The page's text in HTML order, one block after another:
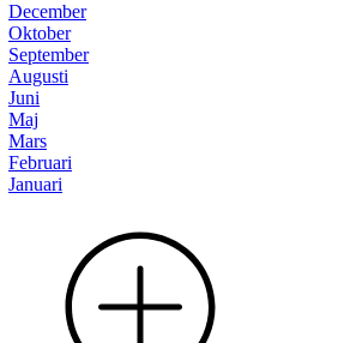
December
Oktober
September
Augusti
Juni
Maj
Mars
Februari
Januari